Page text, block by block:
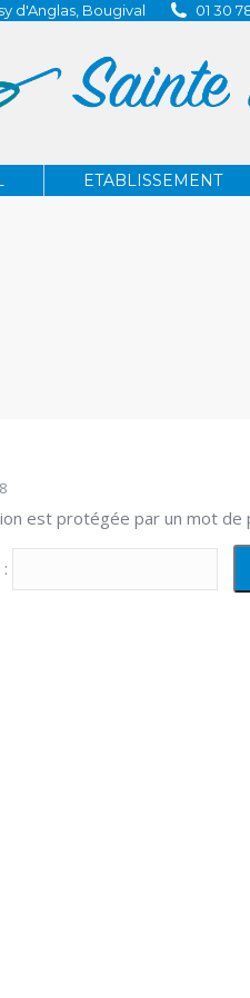
d'Anglas, Bougival 01 30
ETABLISSEMENT
est protégée par un mot de